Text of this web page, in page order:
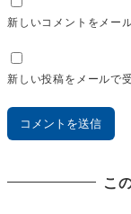
新しいコメントをメー
新しい投稿をメールで
こ